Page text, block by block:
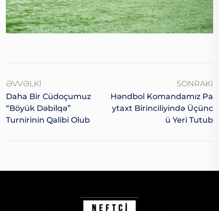
ƏVVƏLKI
Daha Bir Cüdoçumuz
“Böyük Dəbilqə”
Turnirinin Qalibi Olub
SONRAKI
Həndbol Komandamız Pa
Ytaxt Birinciliyində Üçünc
Ü Yeri Tutub